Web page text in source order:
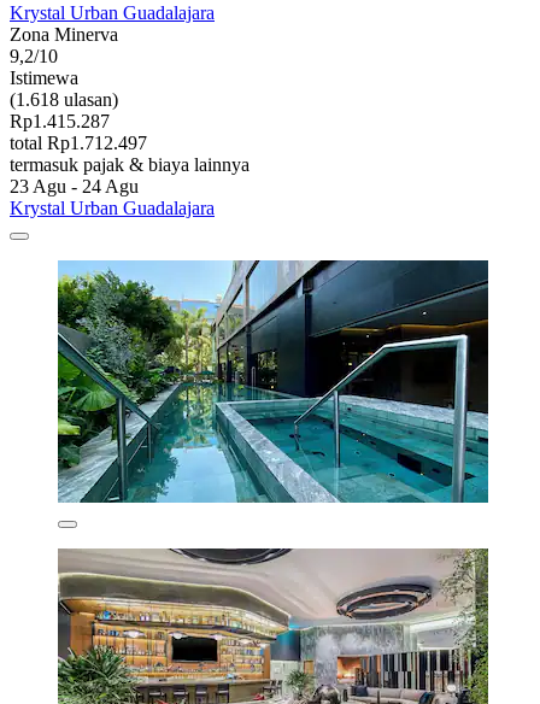
Krystal Urban Guadalajara
Zona Minerva
9,2/10
Istimewa
(1.618 ulasan)
Rp1.415.287
total Rp1.712.497
termasuk pajak & biaya lainnya
23 Agu - 24 Agu
Krystal Urban Guadalajara